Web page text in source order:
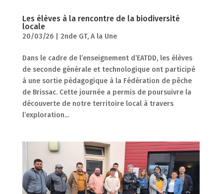
Les élèves à la rencontre de la biodiversité
locale
20/03/26| 2nde GT, A la Une
Dans le cadre de l’enseignement d’EATDD, les élèves
de seconde générale et technologique ont participé
à une sortie pédagogique à la Fédération de pêche
de Brissac. Cette journée a permis de poursuivre la
découverte de notre territoire local à travers
l’exploration...